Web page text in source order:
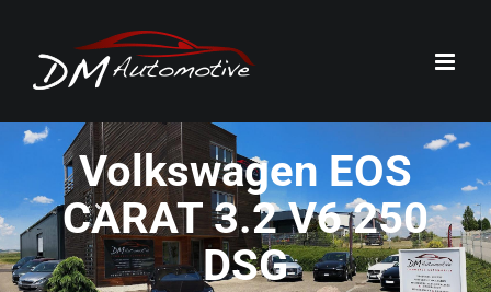
contenu
Volkswagen EOS
CARAT 3.2 V6 250
DSG